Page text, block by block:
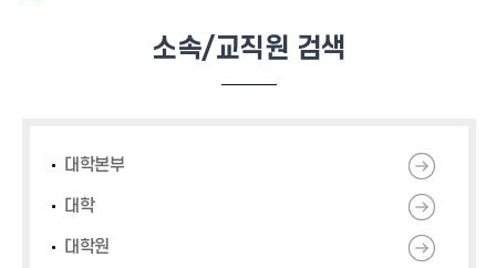
소속/교직원 검색
대학본부
대학
대학원